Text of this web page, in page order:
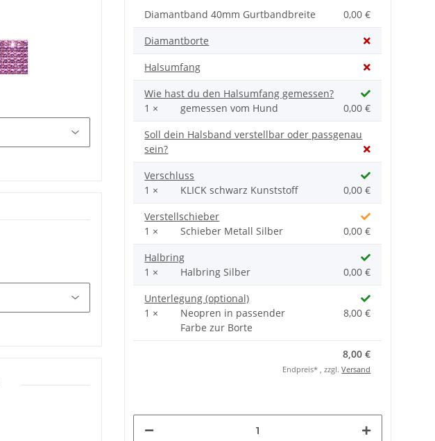
Diamantband 40mm Gurtbandbreite
0,00 €
Diamantborte
Halsumfang
Wie hast du den Halsumfang gemessen?
1 ×
gemessen vom Hund
0,00 €
Soll dein Halsband verstellbar oder passgenau
sein?
Verschluss
1 ×
KLICK schwarz Kunststoff
0,00 €
Verstellschieber
1 ×
Schieber Metall Silber
0,00 €
Halbring
1 ×
Halbring Silber
0,00 €
Unterlegung (optional)
1 ×
Neopren in passender
Farbe zur Borte
8,00 €
8,00 €
Endpreis* , zzgl.Versand